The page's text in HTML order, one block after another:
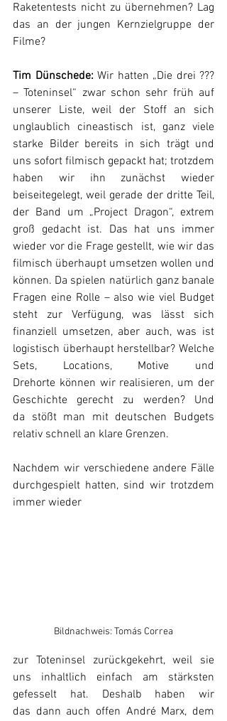
Raketentests nicht zu übernehmen? Lag
das an der jungen Kernzielgruppe der
Filme?
Tim Dünschede: Wir hatten „Die drei ???
– Toteninsel“ zwar schon sehr früh auf
unserer Liste, weil der Stoff an sich
unglaublich cineastisch ist, ganz viele
starke Bilder bereits in sich trägt und
uns sofort filmisch gepackt hat; trotzdem
haben wir ihn zunächst wieder
beiseitegelegt, weil gerade der dritte Teil,
der Band um „Project Dragon“, extrem
groß gedacht ist. Das hat uns immer
wieder vor die Frage gestellt, wie wir das
filmisch überhaupt umsetzen wollen und
können. Da spielen natürlich ganz banale
Fragen eine Rolle – also wie viel Budget
steht zur Verfügung, was lässt sich
finanziell umsetzen, aber auch, was ist
logistisch überhaupt herstellbar? Welche
Sets, Locations, Motive und
Drehorte können wir realisieren, um der
Geschichte gerecht zu werden? Und
da stößt man mit deutschen Budgets
relativ schnell an klare Grenzen.
Nachdem wir verschiedene andere Fälle
durchgespielt hatten, sind wir trotzdem
immer wieder
Bildnachweis: Tomás Correa
zur Toteninsel zurückgekehrt, weil sie
uns inhaltlich einfach am stärksten
gefesselt hat. Deshalb haben wir
das dann auch offen André Marx, dem